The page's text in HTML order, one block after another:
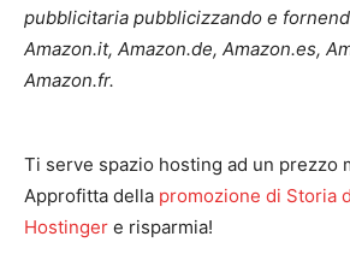
pubblicitaria pubblicizzando e
Amazon.it, Amazon.de, Amazon.es,
Amazon.fr.
Ti serve spazio hosting ad un prezzo
Approfitta della promozione di Storia
Hostinger e risparmia!